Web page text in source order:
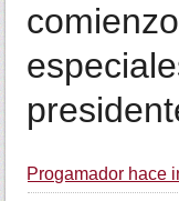
Progamador hace